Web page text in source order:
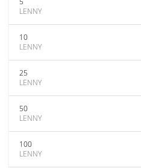
LENNY
10
LENNY
25
LENNY
50
LENNY
100
LENNY